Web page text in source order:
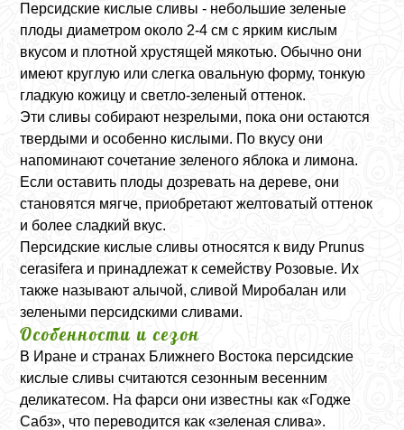
Персидские кислые сливы - небольшие зеленые
плоды диаметром около 2-4 см с ярким кислым
вкусом и плотной хрустящей мякотью. Обычно они
имеют круглую или слегка овальную форму, тонкую
гладкую кожицу и светло-зеленый оттенок.
Эти сливы собирают незрелыми, пока они остаются
твердыми и особенно кислыми. По вкусу они
напоминают сочетание зеленого яблока и лимона.
Если оставить плоды дозревать на дереве, они
становятся мягче, приобретают желтоватый оттенок
и более сладкий вкус.
Персидские кислые сливы относятся к виду Prunus
cerasifera и принадлежат к семейству Розовые. Их
также называют алычой, сливой Миробалан или
зелеными персидскими сливами.
Особенности и сезон
В Иране и странах Ближнего Востока персидские
кислые сливы считаются сезонным весенним
деликатесом. На фарси они известны как «Годже
Сабз», что переводится как «зеленая слива».